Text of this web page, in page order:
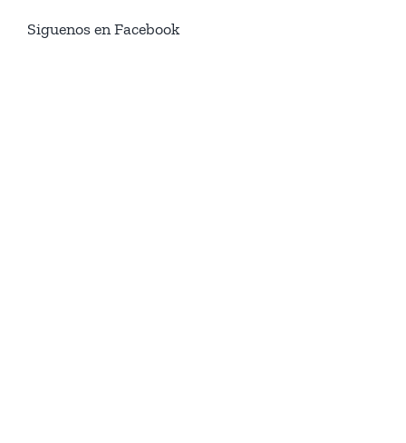
Siguenos en Facebook